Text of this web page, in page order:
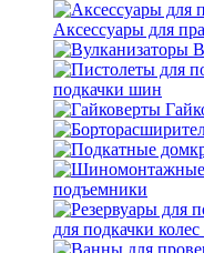
Аксессуары для
подкачки шин
подъемники
для подкачки колес